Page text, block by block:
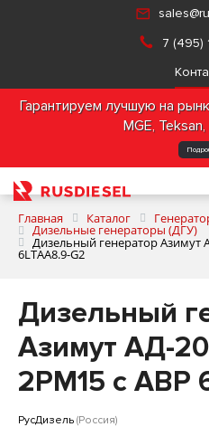
7 (495)
Гарантируем лучшую на
MGE,
Продукция
Услуги
Главная Каталог
Дизельные генераторы (ДГУ)
Дизельный генератор Азимут
6LTAA8.9-G2
Дизельный
Азимут АД-
2РМ15 с АВР
РусДизель (Россия)